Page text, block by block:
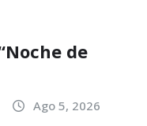
de
Ago 5, 2026